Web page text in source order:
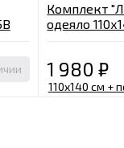
Комплект
одеяло
1 980₽